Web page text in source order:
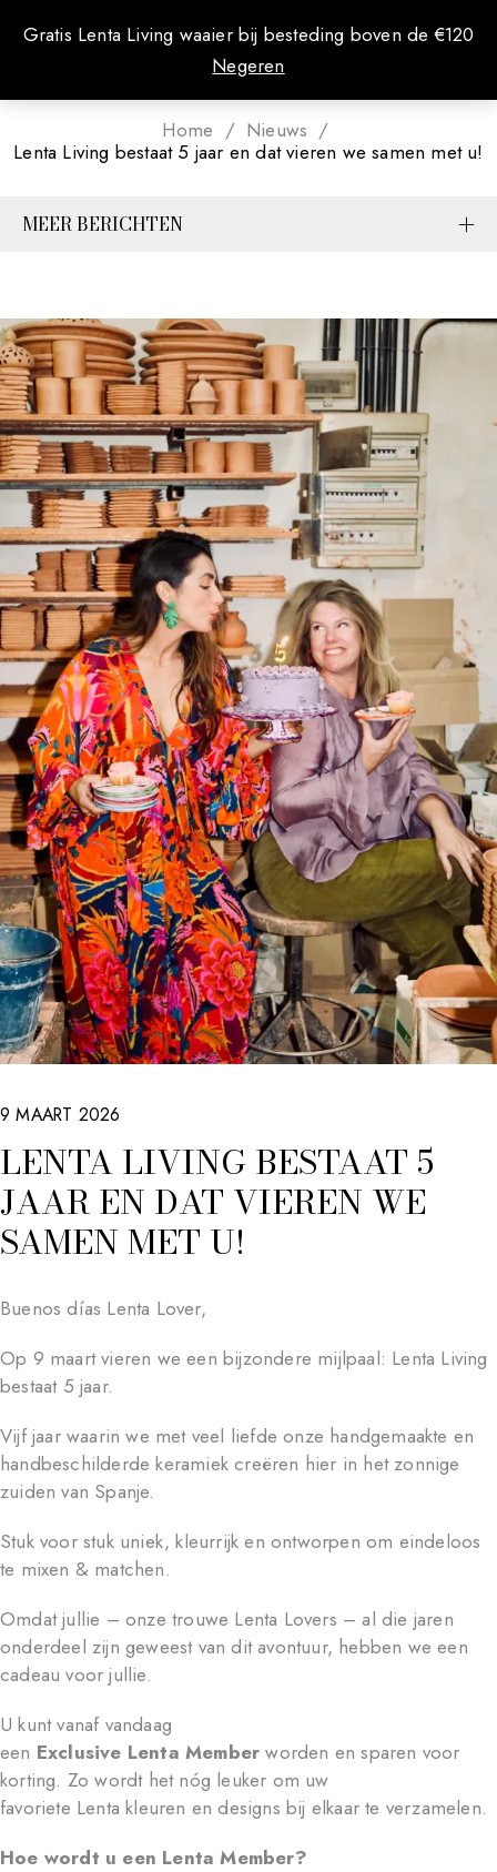
Gratis Lenta Living waaier bij besteding boven de €120
Negeren
0
Home / Nieuws /
Lenta Living bestaat 5 jaar en dat vieren we samen met u!
MEER BERICHTEN
9 MAART 2026
LENTA LIVING BESTAAT 5
JAAR EN DAT VIEREN WE
SAMEN MET U!
Buenos días Lenta Lover,
Op 9 maart vieren we een bijzondere mijlpaal: Lenta Living
bestaat 5 jaar.
Vijf jaar waarin we met veel liefde onze handgemaakte en
handbeschilderde keramiek creëren hier in het zonnige
zuiden van Spanje.
Stuk voor stuk uniek, kleurrijk en ontworpen om eindeloos
te mixen & matchen.
Omdat jullie – onze trouwe Lenta Lovers – al die jaren
onderdeel zijn geweest van dit avontuur, hebben we een
cadeau voor jullie.
U kunt vanaf vandaag
een Exclusive Lenta Memberworden en sparen voor
korting. Zo wordt het nóg leuker om uw
favoriete Lenta kleuren en designs bij elkaar te verzamelen.
Hoe wordt u een Lenta Member?